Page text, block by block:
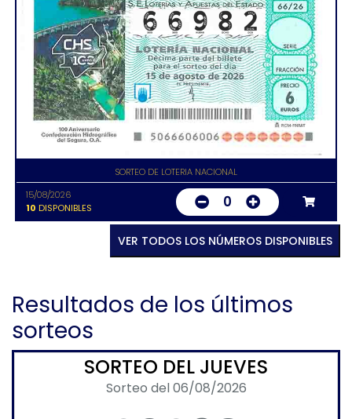
SORTEO DE LOTERIA NACIONAL
15/08/2026
10 DISPONIBLES 0
VER TODOS LOS NÚMEROS DISPONIBLES
Resultados de los últimos
sorteos
SORTEO DEL JUEVES
Sorteo del 06/08/2026